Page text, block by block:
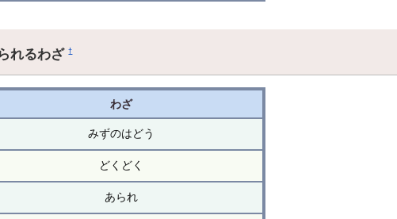
れるわざ†
わざ
みずのはどう
どくどく
あられ